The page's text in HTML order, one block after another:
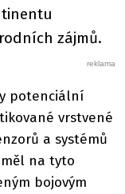
zájmů.
potenciální
vrstvené
a systémů
měl na tyto
bojovým